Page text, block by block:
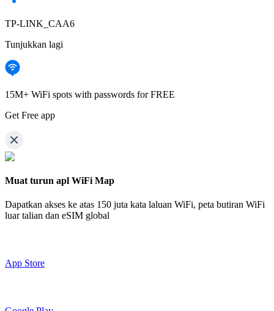
TP-LINK_CAA6
Tunjukkan lagi
15M+ WiFi spots with passwords for FREE
Get Free app
Muat turun apl WiFi Map
Dapatkan akses ke atas 150 juta kata laluan WiFi, peta butiran WiFi
luar talian dan eSIM global
App Store